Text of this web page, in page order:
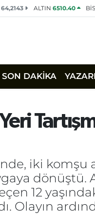
64,2143 ALTIN 6510.40
SON DAKİKA
iki komşu
12
Olayın